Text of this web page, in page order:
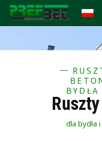
dla bydła